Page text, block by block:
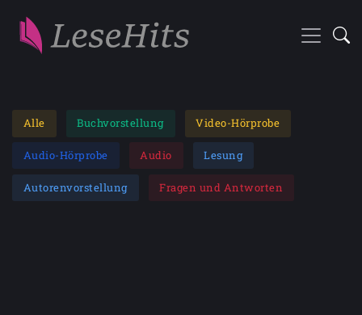
Alle Buchvorstellung Video-Hörprobe
Audio-Hörprobe Audio Lesung
Autorenvorstellung Fragen und Antworten